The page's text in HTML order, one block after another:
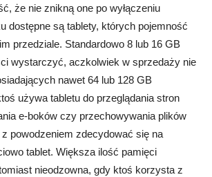
że nie znikną one po wyłączeniu
dostępne są tablety, których pojemność
przedziale. Standardowo 8 lub 16 GB
wystarczyć, aczkolwiek w sprzedaży nie
nawet 64 lub 128 GB
używa tabletu do przeglądania stron
e-boków czy przechowywania plików
powodzeniem zdecydować się na
tablet. Większa ilość pamięci
nieodzowna, gdy ktoś korzysta z